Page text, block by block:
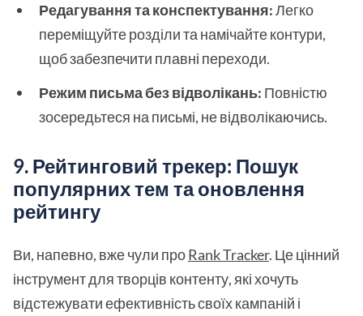
Редагування та конспектування:Легко
переміщуйте розділи та намічайте контури,
щоб забезпечити плавні переходи.
Режим письма без відволікань: Повністю
зосередьтеся на письмі, не відволікаючись.
9. Рейтинговий трекер: Пошук
популярних тем та оновлення
рейтингу
Ви, напевно, вже чули проRank Tracker. Це цінний
інструмент для творців контенту, які хочуть
відстежувати ефективність своїх кампаній і